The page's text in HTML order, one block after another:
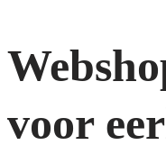
voor